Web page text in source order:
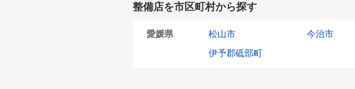
整備店を市区町村から探す
愛媛県 松山市 今治市
伊予郡砥部町